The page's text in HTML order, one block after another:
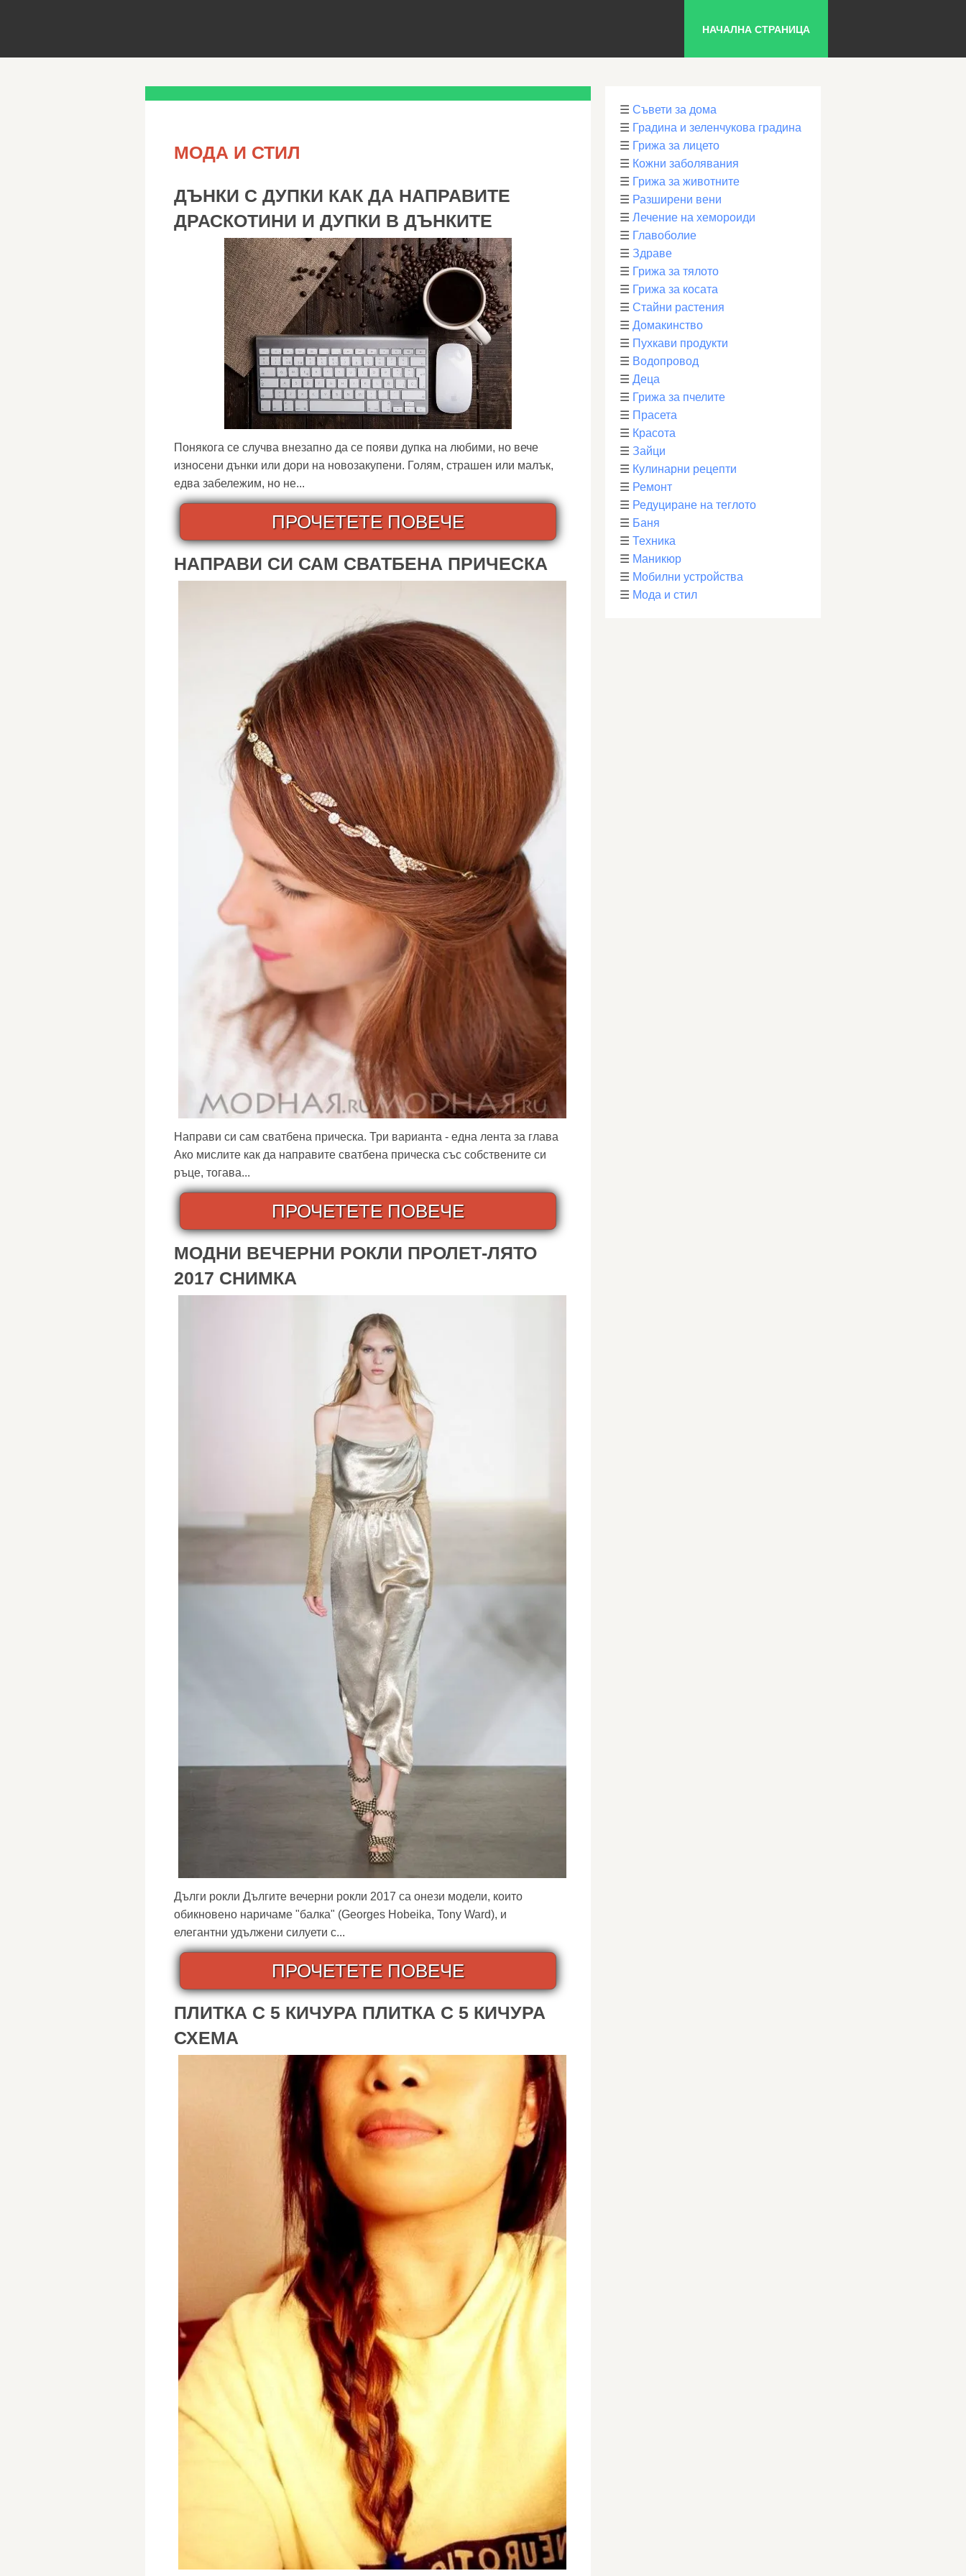
НАЧАЛНА СТРАНИЦА
МОДА И СТИЛ
ДЪНКИ С ДУПКИ КАК ДА НАПРАВИТЕ
ДРАСКОТИНИ И ДУПКИ В ДЪНКИТЕ
Понякога се случва внезапно да се появи дупка на любими, но вече
износени дънки или дори на новозакупени. Голям, страшен или малък,
едва забележим, но не...
ПРОЧЕТЕТЕ ПОВЕЧЕ
НАПРАВИ СИ САМ СВАТБЕНА ПРИЧЕСКА
Направи си сам сватбена прическа. Три варианта - една лента за глава
Ако мислите как да направите сватбена прическа със собствените си
ръце, тогава...
ПРОЧЕТЕТЕ ПОВЕЧЕ
МОДНИ ВЕЧЕРНИ РОКЛИ ПРОЛЕТ-ЛЯТО
2017 СНИМКА
Дълги рокли Дългите вечерни рокли 2017 са онези модели, които
обикновено наричаме "балка" (Georges Hobeika, Tony Ward), и
елегантни удължени силуети с...
ПРОЧЕТЕТЕ ПОВЕЧЕ
ПЛИТКА С 5 КИЧУРА ПЛИТКА С 5 КИЧУРА
СХЕМА
☰ Съвети за дома
☰ Градина и зеленчукова градина
☰ Грижа за лицето
☰ Кожни заболявания
☰ Грижа за животните
☰ Разширени вени
☰ Лечение на хемороиди
☰ Главоболие
☰ Здраве
☰ Грижа за тялото
☰ Грижа за косата
☰ Стайни растения
☰ Домакинство
☰ Пухкави продукти
☰ Водопровод
☰ Деца
☰ Грижа за пчелите
☰ Прасета
☰ Красота
☰ Зайци
☰ Кулинарни рецепти
☰ Ремонт
☰ Редуциране на теглото
☰ Баня
☰ Техника
☰ Маникюр
☰ Мобилни устройства
☰ Мода и стил